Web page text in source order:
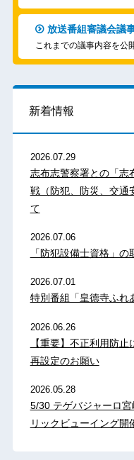
放送番組審議会議
これまでの議事内容を公
新着情報
2026.07.29
志布志警察署との「志
戦（防犯、防災、交通
て
2026.07.06
「防犯設備士資格」の
2026.07.01
特別番組「皇徳寺ふれ
2026.06.26
【重要】不正利用防
再設定のお願い
2026.05.28
5/30 テゲバジャーロ
リックビューイング開